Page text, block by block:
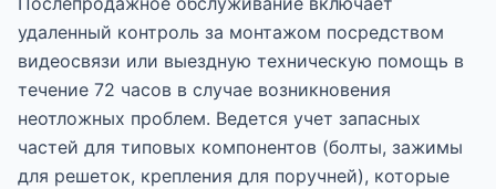
удаленный контроль за монтажом посредством
видеосвязи или выездную техническую помощь в
течение 72 часов в случае возникновения
неотложных проблем. Ведется учет запасных
частей для типовых компонентов (болты, зажимы
для решеток, крепления для поручней), которые